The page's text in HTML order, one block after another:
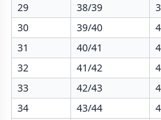
29
38/39
30
39/40
31
40/41
32
41/42
33
42/43
34
43/44